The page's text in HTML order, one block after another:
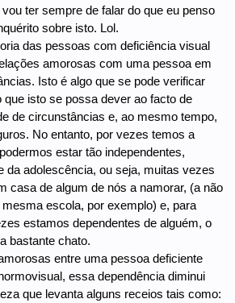
ter sempre de falar do que eu penso
sobre isto. Lol.
das pessoas com deficiência visual
amorosas com uma pessoa em
Isto é algo que se pode verificar
isto se possa dever ao facto de
de circunstâncias e, ao mesmo tempo,
No entanto, por vezes temos a
estar tão independentes,
da adolescência, ou seja, muitas vezes
casa de algum de nós a namorar, (a não
escola, por exemplo) e, para
estamos dependentes de alguém, o
bastante chato.
entre uma pessoa deficiente
essa dependência diminui
que levanta alguns receios tais como: